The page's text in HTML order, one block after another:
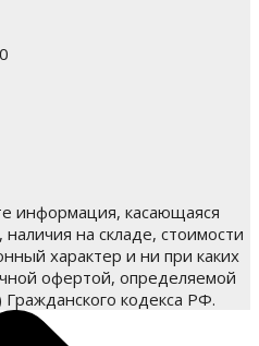
информация, касающаяся
наличия на складе, стоимости
характер и ни при каких
офертой, определяемой
кодекса РФ.